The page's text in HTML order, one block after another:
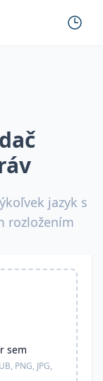
jazyk s
rozložením
sem
PNG, JPG,